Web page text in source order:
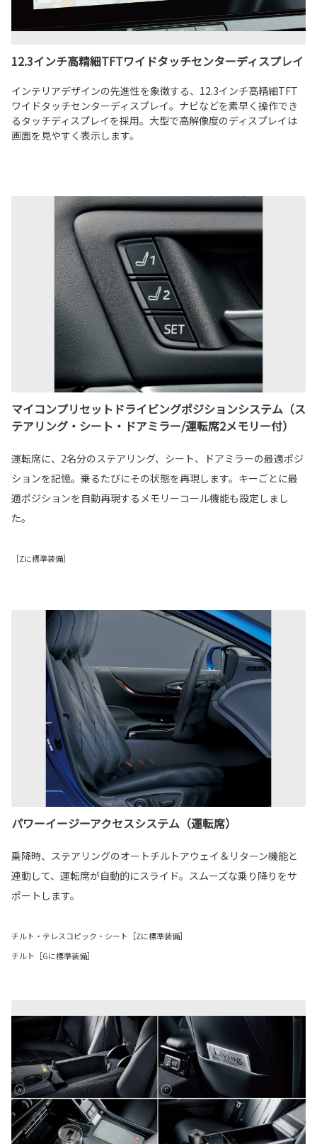
12.3インチ高精細TFTワイドタッチセンターディスプレイ
インテリアデザインの先進性を象徴する、12.3インチ高精細TFT
ワイドタッチセンターディスプレイ。ナビなどを素早く操作でき
るタッチディスプレイを採用。大型で高解像度のディスプレイは
画面を見やすく表示します。
マイコンプリセットドライビングポジションシステム（ス
テアリング・シート・ドアミラー/運転席2メモリー付）
運転席に、2名分のステアリング、シート、ドアミラーの最適ポジ
ションを記憶。乗るたびにその状態を再現します。キーごとに最
適ポジションを自動再現するメモリーコール機能も設定しまし
た。
［Zに標準装備］
パワーイージーアクセスシステム（運転席）
乗降時、ステアリングのオートチルトアウェイ＆リターン機能と
連動して、運転席が自動的にスライド。スムーズな乗り降りをサ
ポートします。
チルト・テレスコピック・シート［Zに標準装備］
チルト［Gに標準装備］